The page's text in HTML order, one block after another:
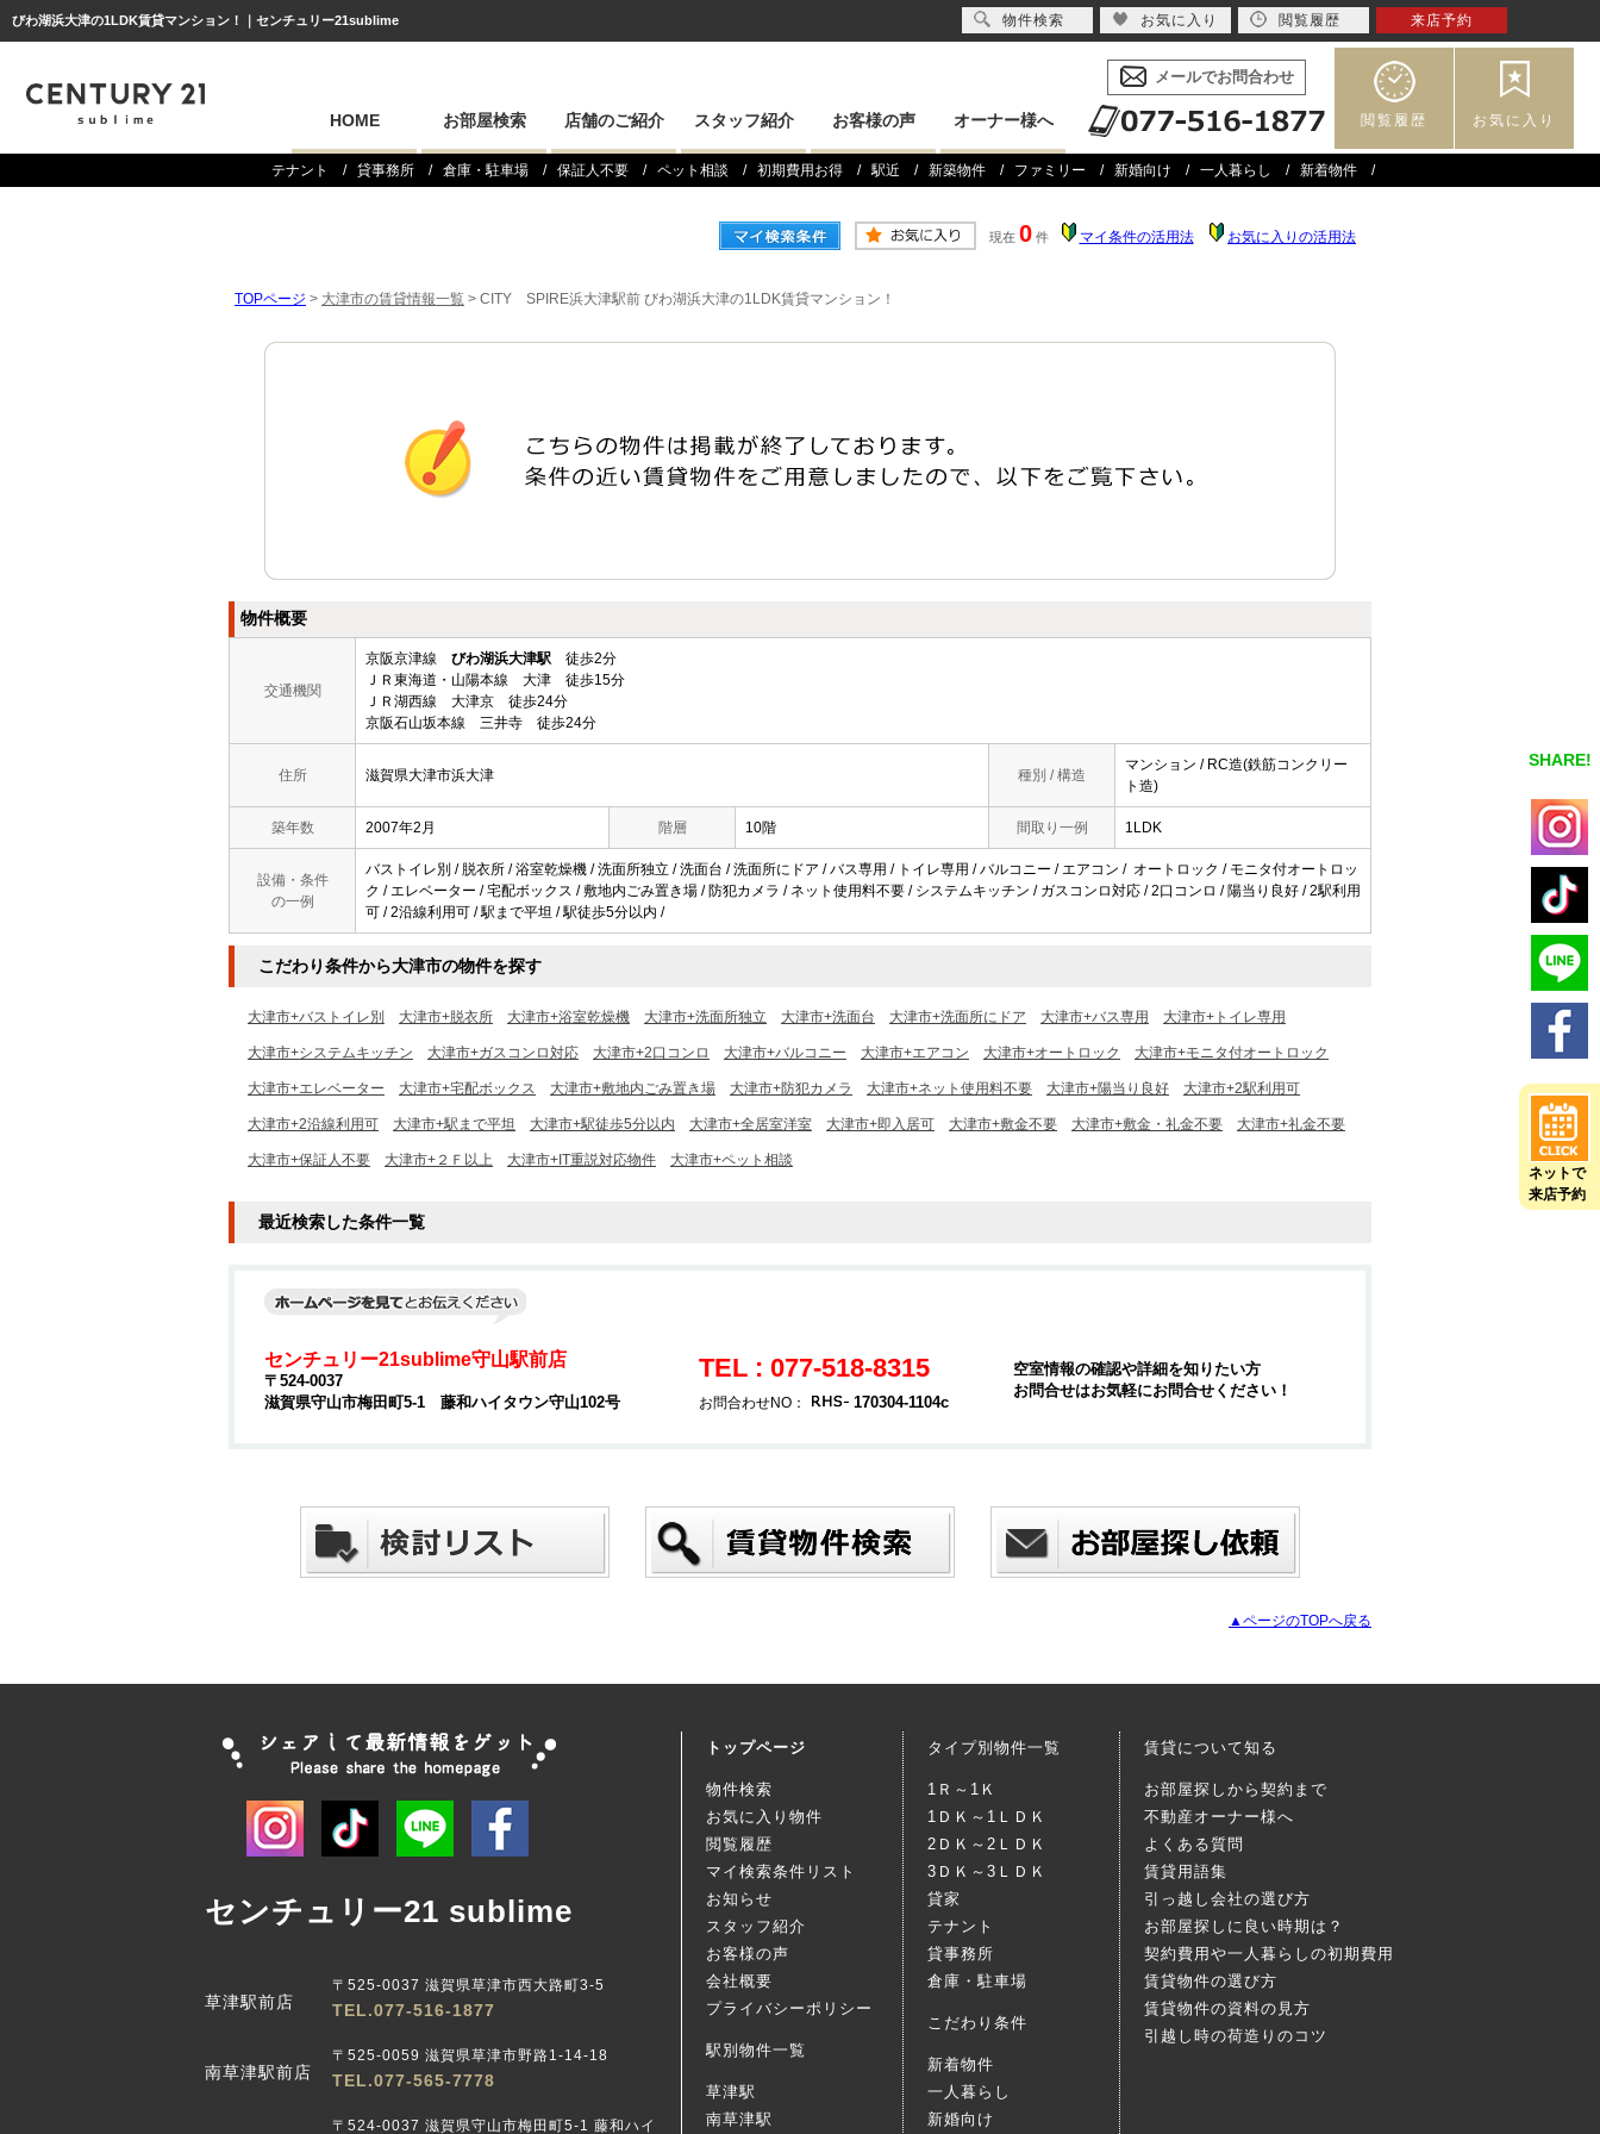
びわ湖浜大津の1LDK賃貸マンション！｜センチュリー21sublime
HOME お部屋検索 店舗のご紹介 スタッフ紹介 お客様の声 オーナー様へ
メールでお問合わせ
閲覧履歴 お気に入り
テナント 貸事務所 倉庫・駐車場 保証人不要 ペット相談 初期費用お得 駅近 新築物件 ファミリー 新婚向け 一人暮らし 新着物件
SHARE!
ネットで
来店予約
現在 0 件 マイ条件の活用法 お気に入りの活用法
TOPページ > 大津市の賃貸情報一覧 > CITY SPIRE浜大津駅前 びわ湖浜大津の1LDK賃貸マンション！
物件概要
交通機関
京阪京津線 びわ湖浜大津駅 徒歩2分
ＪＲ東海道・山陽本線 大津 徒歩15分
ＪＲ湖西線 大津京 徒歩24分
京阪石山坂本線 三井寺 徒歩24分
住所 滋賀県大津市浜大津 種別 / 構造
マンション / RC造(鉄筋コンクリー
ト造)
築年数 2007年2月 階層 10階 間取り一例 1LDK
設備・条件
の一例
バストイレ別 / 脱衣所 / 浴室乾燥機 / 洗面所独立 / 洗面台 / 洗面所にドア / バス専用 / トイレ専用 / バルコニー / エアコン / オートロック / モニタ付オートロッ
ク / エレベーター / 宅配ボックス / 敷地内ごみ置き場 / 防犯カメラ / ネット使用料不要 / システムキッチン / ガスコンロ対応 / 2口コンロ / 陽当り良好 / 2駅利用
可 / 2沿線利用可 / 駅まで平坦 / 駅徒歩5分以内 /
こだわり条件から大津市の物件を探す
大津市+バストイレ別 大津市+脱衣所 大津市+浴室乾燥機 大津市+洗面所独立 大津市+洗面台 大津市+洗面所にドア 大津市+バス専用 大津市+トイレ専用
大津市+システムキッチン 大津市+ガスコンロ対応 大津市+2口コンロ 大津市+バルコニー 大津市+エアコン 大津市+オートロック 大津市+モニタ付オートロック
大津市+エレベーター 大津市+宅配ボックス 大津市+敷地内ごみ置き場 大津市+防犯カメラ 大津市+ネット使用料不要 大津市+陽当り良好 大津市+2駅利用可
大津市+2沿線利用可 大津市+駅まで平坦 大津市+駅徒歩5分以内 大津市+全居室洋室 大津市+即入居可 大津市+敷金不要 大津市+敷金・礼金不要 大津市+礼金不要
大津市+保証人不要 大津市+２Ｆ以上 大津市+IT重説対応物件 大津市+ペット相談
最近検索した条件一覧
センチュリー21sublime守山駅前店
〒524-0037
滋賀県守山市梅田町5-1 藤和ハイタウン守山102号
TEL : 077-518-8315
お問合わせNO： 170304-1104c
空室情報の確認や詳細を知りたい方
お問合せはお気軽にお問合せください！
▲ページのTOPへ戻る
センチュリー21 sublime
草津駅前店
〒525-0037 滋賀県草津市西大路町3-5
TEL.077-516-1877
南草津駅前店
〒525-0059 滋賀県草津市野路1-14-18
TEL.077-565-7778
〒524-0037 滋賀県守山市梅田町5-1 藤和ハイ
トップページ
物件検索
お気に入り物件
閲覧履歴
マイ検索条件リスト
お知らせ
スタッフ紹介
お客様の声
会社概要
プライバシーポリシー
駅別物件一覧
草津駅
南草津駅
タイプ別物件一覧
1Ｒ～1Ｋ
1ＤＫ～1ＬＤＫ
2ＤＫ～2ＬＤＫ
3ＤＫ～3ＬＤＫ
貸家
テナント
貸事務所
倉庫・駐車場
こだわり条件
新着物件
一人暮らし
新婚向け
賃貸について知る
お部屋探しから契約まで
不動産オーナー様へ
よくある質問
賃貸用語集
引っ越し会社の選び方
お部屋探しに良い時期は？
契約費用や一人暮らしの初期費用
賃貸物件の選び方
賃貸物件の資料の見方
引越し時の荷造りのコツ
物件検索 お気に入り 閲覧履歴 来店予約